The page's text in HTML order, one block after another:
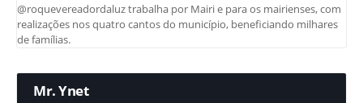
@roquevereadordaluz trabalha por Mairi e para os mairienses, com
realizações nos quatro cantos do município, beneficiando milhares
de famílias.
Mr. Ynet